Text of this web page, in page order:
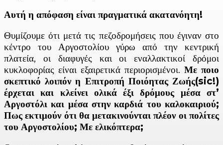
Αυτή η απόφαση είναι πραγματικά ακατανόητη!
Θυμίζουμε ότι μετά τις πεζοδρομήσεις που έγιναν στο
κέντρο του Αργοστολίου γύρω από την κεντρική
πλατεία, οι διαφυγές και οι εναλλακτικοί δρόμοι
κυκλοφορίας είναι εξαιρετικά περιορισμένοι. Με ποιο
σκεπτικό λοιπόν η Επιτροπή Ποιόητας Ζωής(sic!)
έρχεται και κλείνει ολικά έξι δρόμους μέσα στ’
Αργοστόλι και μέσα στην καρδιά του καλοκαιριού;
Πως εκτιμούν ότι θα μετακινούνται πλέον οι πολίτες
του Αργοστολίου; Με ελικόπτερα;